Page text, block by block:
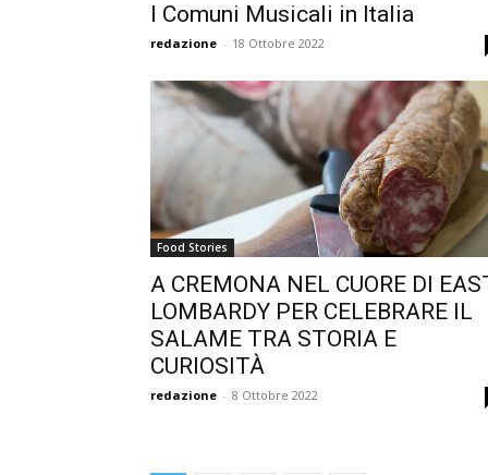
I Comuni Musicali in Italia
redazione - 18 Ottobre 2022
Food Stories
A CREMONA NEL CUORE DI
LOMBARDY PER CELEBRARE IL
SALAME TRA STORIA E
CURIOSITÀ
redazione - 8 Ottobre 2022